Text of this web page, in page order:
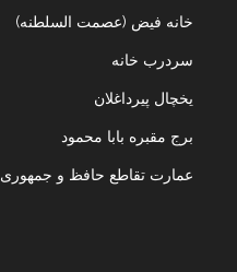
خانه فیض (عصمت السلطنه)
سردرب خانه
یخچال پیرداغلان
برج مقبره بابا محمود
عمارت تقاطع حافظ و جمهوری